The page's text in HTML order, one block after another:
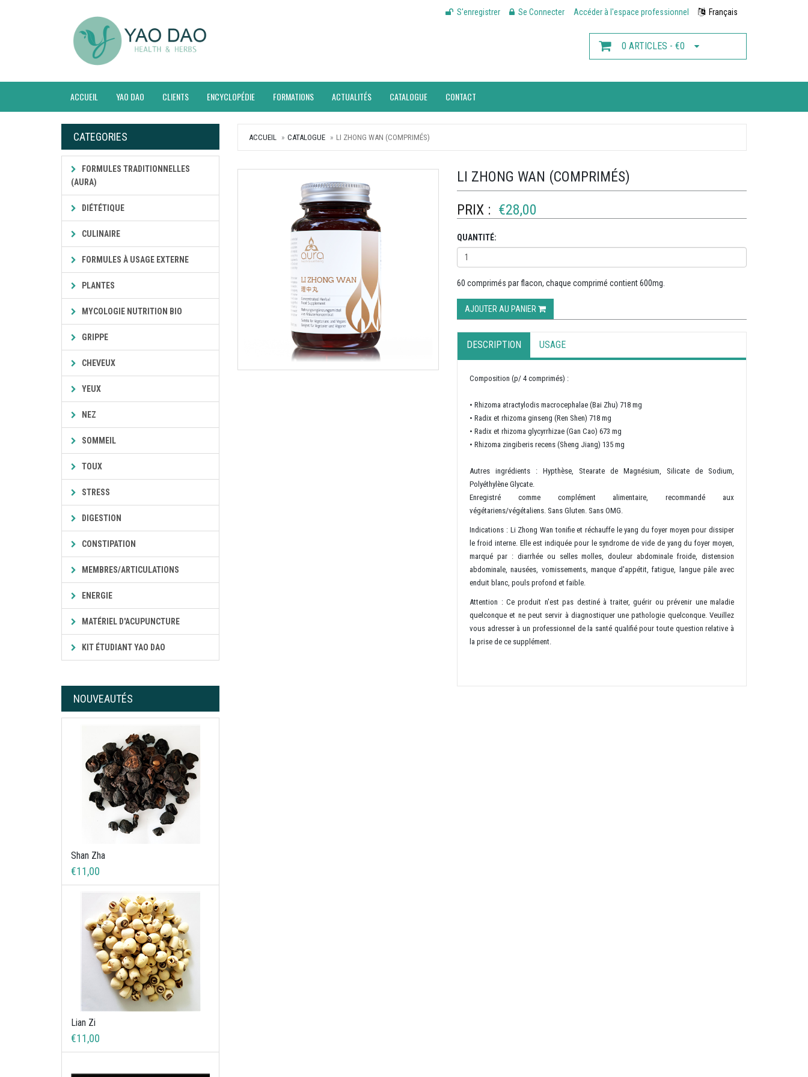
S'enregistrer Se Connecter Accéder à l'espace professionnel Français
0 ARTICLES - €0
ACCUEIL YAO DAO CLIENTS ENCYCLOPÉDIE FORMATIONS ACTUALITÉS CATALOGUE CONTACT
CATEGORIES
FORMULES TRADITIONNELLES
(AURA)
DIÉTÉTIQUE
CULINAIRE
FORMULES À USAGE EXTERNE
PLANTES
MYCOLOGIE NUTRITION BIO
GRIPPE
CHEVEUX
YEUX
NEZ
SOMMEIL
TOUX
STRESS
DIGESTION
CONSTIPATION
MEMBRES/ARTICULATIONS
ENERGIE
MATÉRIEL D'ACUPUNCTURE
KIT ÉTUDIANT YAO DAO
NOUVEAUTÉS
Shan Zha
€11,00
Lian Zi
€11,00
ACCUEIL CATALOGUE LI ZHONG WAN (COMPRIMÉS)
LI ZHONG WAN (COMPRIMÉS)
PRIX : €28,00
QUANTITÉ:
60 comprimés par flacon, chaque comprimé contient 600mg.
AJOUTER AU PANIER
DESCRIPTION USAGE
Composition (p/ 4 comprimés) :
• Rhizoma atractylodis macrocephalae (Bai Zhu) 718 mg
• Radix et rhizoma ginseng (Ren Shen) 718 mg
• Radix et rhizoma glycyrrhizae (Gan Cao) 673 mg
• Rhizoma zingiberis recens (Sheng Jiang) 135 mg
Autres ingrédients : Hypthèse, Stearate de Magnésium, Silicate de Sodium,
Polyéthylène Glycate.
Enregistré comme complément alimentaire, recommandé aux
végétariens/végétaliens. Sans Gluten. Sans OMG.
Indications : Li Zhong Wan tonifie et réchauffe le yang du foyer moyen pour dissiper
le froid interne. Elle est indiquée pour le syndrome de vide de yang du foyer moyen,
marqué par : diarrhée ou selles molles, douleur abdominale froide, distension
abdominale, nausées, vomissements, manque d'appétit, fatigue, langue pâle avec
enduit blanc, pouls profond et faible.
Attention : Ce produit n'est pas destiné à traiter, guérir ou prévenir une maladie
quelconque et ne peut servir à diagnostiquer une pathologie quelconque. Veuillez
vous adresser à un professionnel de la santé qualifié pour toute question relative à
la prise de ce supplément.